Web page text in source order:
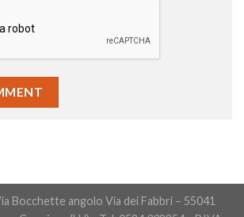
Bocchette angolo Via dei Fabbri – 55041